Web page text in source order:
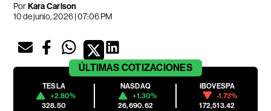
PorKara Carlson
10 de junio, 2026 | 07:06 PM
ÚLTIMAS COTIZACIONES
TESLA
+2.80%
328.50
NASDAQ
+1.30%
26,690.62
IBOVESPA
-1.73%
172,513.42